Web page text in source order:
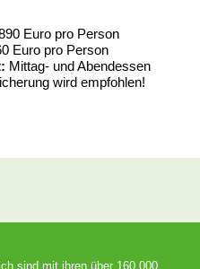
Euro pro Person
Euro pro Person
Mittag- und Abendessen
wird empfohlen!
sind mit ihren über 160.000